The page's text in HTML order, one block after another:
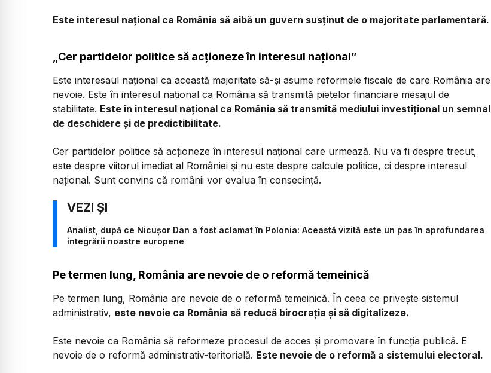
Este interesul național ca România să aibă un guvern susținut de o majoritate parlamentară.
„Cer partidelor politice să acționeze în interesul național”
Este interesaul național ca această majoritate să-și asume reformele fiscale de care România are
nevoie. Este în interesul național ca România să transmită piețelor financiare mesajul de
stabilitate. Este în interesul național ca România să transmită mediului investițional un semnal
de deschidere și de predictibilitate.
Cer partidelor politice să acționeze în interesul național care urmează. Nu va fi despre trecut,
este despre viitorul imediat al României și nu este despre calcule politice, ci despre interesul
național. Sunt convins că românii vor evalua în consecință.
Analist, după ce Nicușor Dan a fost aclamat în Polonia: Această vizită este un pas în aprofundarea
integrării noastre europene
Pe termen lung, România are nevoie de o reformă temeinică
Pe termen lung, România are nevoie de o reformă temeinică. În ceea ce privește sistemul
administrativ, este nevoie ca România să reducă birocrația și să digitalizeze.
Este nevoie ca România să reformeze procesul de acces și promovare în funcția publică. E
nevoie de o reformă administrativ-teritorială. Este nevoie de o reformă a sistemului electoral.